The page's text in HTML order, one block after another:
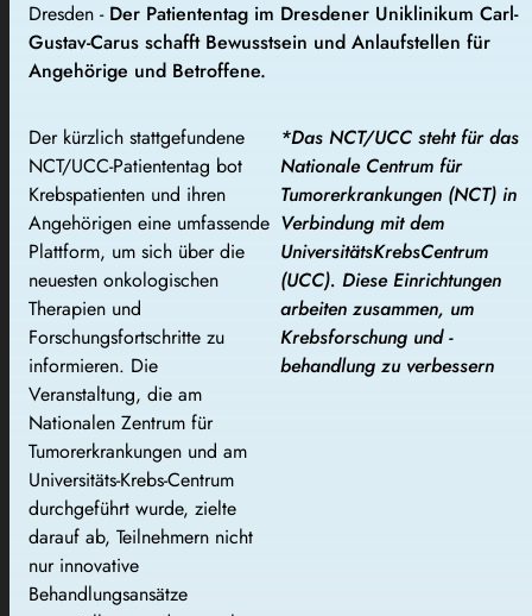
Dresden - Der Patiententag im Dresdener Uniklinikum Carl-
Gustav-Carus schafft Bewusstsein und Anlaufstellen für
Angehörige und Betroffene.
Der kürzlich stattgefundene
NCT/UCC-Patiententag bot
Krebspatienten und ihren
Angehörigen eine umfassende
Plattform, um sich über die
neuesten onkologischen
Therapien und
Forschungsfortschritte zu
informieren. Die
Veranstaltung, die am
Nationalen Zentrum für
Tumorerkrankungen und am
Universitäts-Krebs-Centrum
durchgeführt wurde, zielte
darauf ab, Teilnehmern nicht
nur innovative
Behandlungsansätze
*Das NCT/UCC steht für das
Nationale Centrum für
Tumorerkrankungen (NCT) in
Verbindung mit dem
UniversitätsKrebsCentrum
(UCC). Diese Einrichtungen
arbeiten zusammen, um
Krebsforschung und -
behandlung zu verbessern